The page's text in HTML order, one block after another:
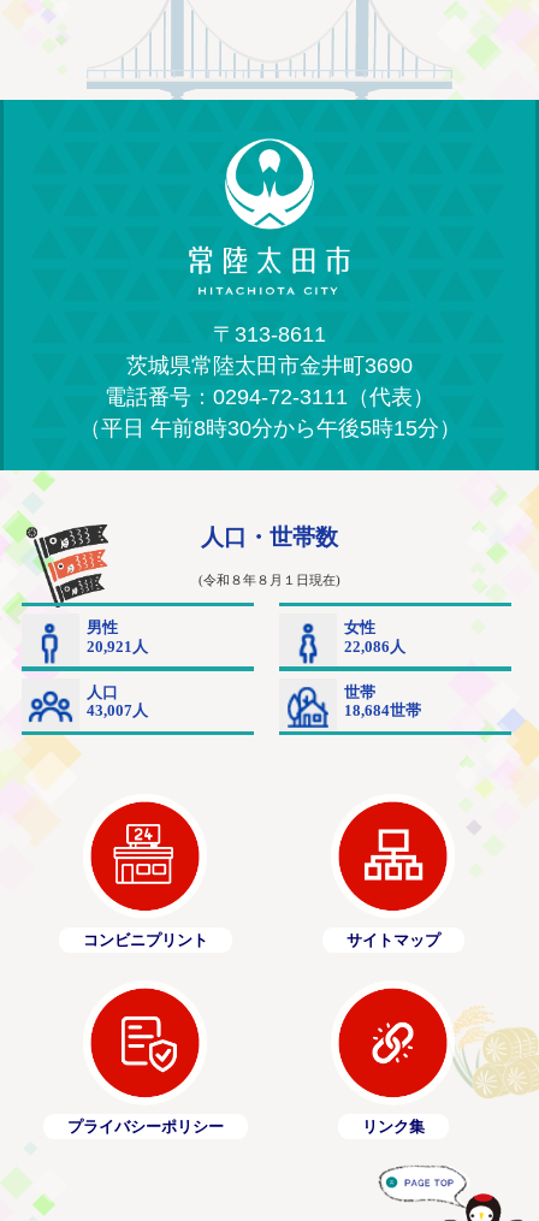
〒313-8611
茨城県常陸太田市金井町3690
電話番号：0294-72-3111（代表）
（平日 午前8時30分から午後5時15分）
コンビニプリント サイトマップ
プライバシーポリシー リンク集